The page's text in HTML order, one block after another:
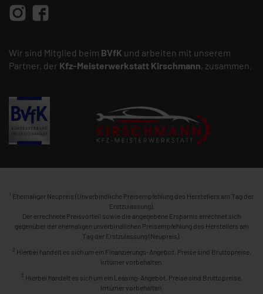
Wir sind Mitglied beim BVfK und arbeiten mit unserem
Partner, der Kfz-Meisterwerkstatt Kirschmann, zusammen.
1 Ehemaliger Neupreis (Unverbindliche Preisempfehlung des Herstellers am Tag der
Erstzulassung).
Der errechnete Preisvorteil sowie die angegebene Ersparnis errechnet sich
gegenüber der ehemaligen unverbindlichen Preisempfehlung des Herstellers am
Tag der Erstzulassung (Neupreis).
2 Hierbei handelt es sich um ein Finanzierungs-Angebot. Preise sind Bruttopreise.
Irrtümer vorbehalten.
3 Hierbei handelt es sich um ein Leasing-Angebot. Preise sind Bruttopreise.
Irrtümer vorbehalten.